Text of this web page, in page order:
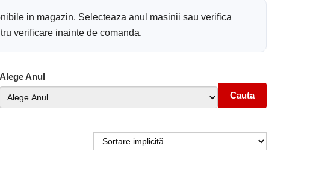
in magazin. Selecteaza anul masinii sau verifica
verificare inainte de comanda.
Alege Anul
Cauta